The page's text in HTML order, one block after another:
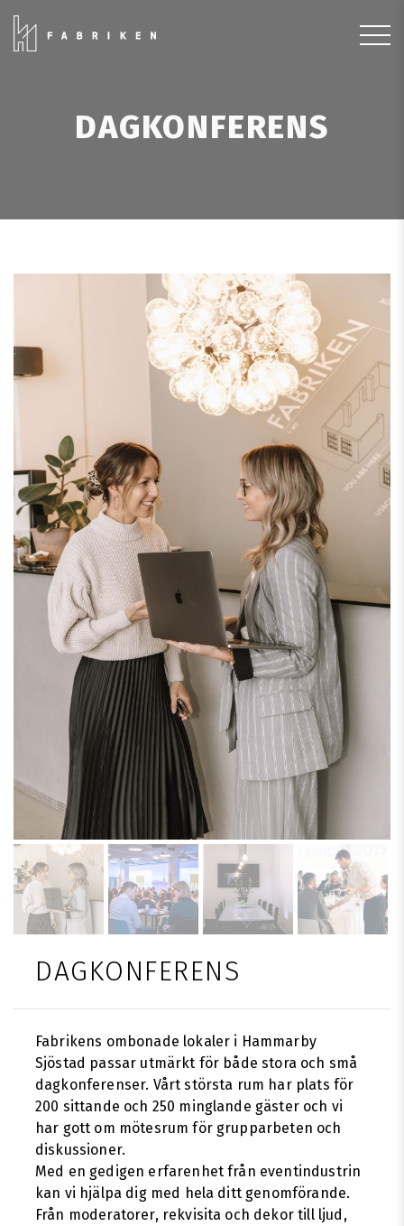
DAGKONFERENS
DAGKONFERENS
Fabrikens ombonade lokaler i Hammarby
Sjöstad passar utmärkt för både stora och små
dagkonferenser. Vårt största rum har plats för
200 sittande och 250 minglande gäster och vi
har gott om mötesrum för grupparbeten och
diskussioner.
Med en gedigen erfarenhet från eventindustrin
kan vi hjälpa dig med hela ditt genomförande.
Från moderatorer, rekvisita och dekor till ljud,